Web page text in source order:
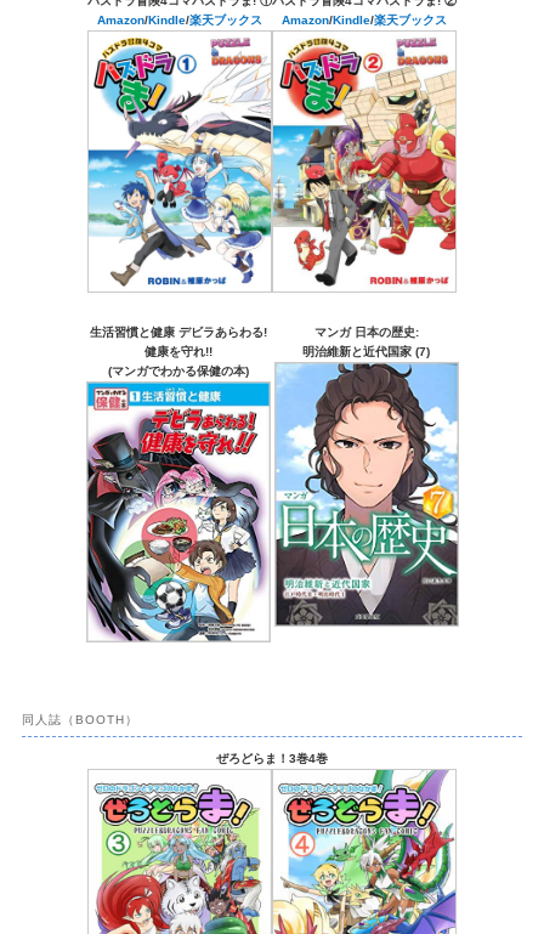
Amazon/Kindle/楽天ブックス
Amazon/Kindle/楽天ブックス
生活習慣と健康 デビラあらわる!
健康を守れ!!
(マンガでわかる保健の本)
マンガ 日本の歴史:
明治維新と近代国家 (7)
同人誌（BOOTH）
ぜろどらま！3巻4巻